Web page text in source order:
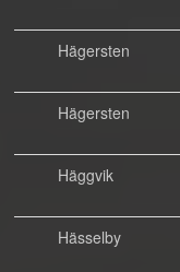
Hägersten
Hägersten
Häggvik
Hässelby